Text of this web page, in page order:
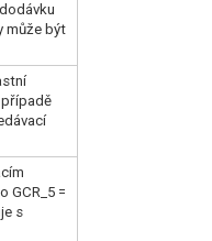
může být
případě
GCR_5 =
s